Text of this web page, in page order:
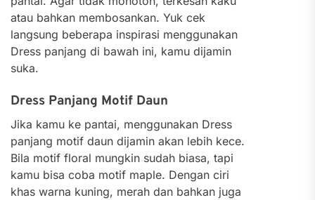
atau bahkan membosankan. Yuk cek
langsung beberapa inspirasi menggunakan
Dress panjang di bawah ini, kamu dijamin
suka.
Dress Panjang Motif Daun
Jika kamu ke pantai, menggunakan Dress
panjang motif daun dijamin akan lebih kece.
Bila motif floral mungkin sudah biasa, tapi
kamu bisa coba motif maple. Dengan ciri
khas warna kuning, merah dan bahkan juga